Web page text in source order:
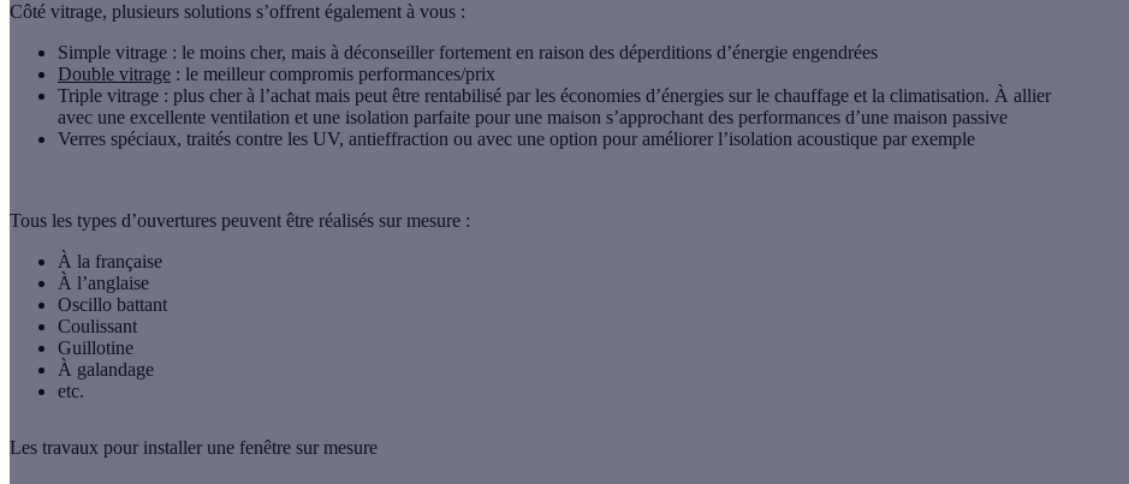
Côté vitrage, plusieurs solutions s’offrent également à vous :
Simple vitrage : le moins cher, mais à déconseiller fortement en raison des déperditions d’énergie engendrées
Double vitrage : le meilleur compromis performances/prix
Triple vitrage : plus cher à l’achat mais peut être rentabilisé par les économies d’énergies sur le chauffage et la climatisation. À allier
avec une excellente ventilation et une isolation parfaite pour une maison s’approchant des performances d’une maison passive
Verres spéciaux, traités contre les UV, antieffraction ou avec une option pour améliorer l’isolation acoustique par exemple
Tous les types d’ouvertures peuvent être réalisés sur mesure :
À la française
À l’anglaise
Oscillo battant
Coulissant
Guillotine
À galandage
etc.
Les travaux pour installer une fenêtre sur mesure